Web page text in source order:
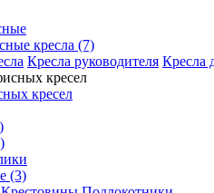
кресла (7)
Кресла руководителя Кресла
кресел
(3)